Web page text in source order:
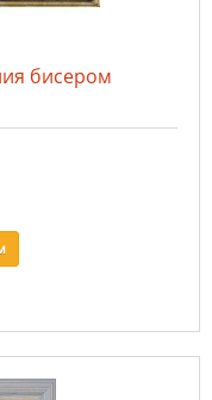
бисером